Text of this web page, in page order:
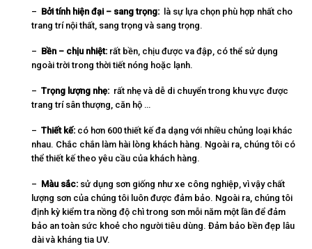
– Bởi tính hiện đại – sang trọng: là sự lựa chọn phù hợp nhất cho
trang trí nội thất, sang trọng và sang trọng.
– Bền – chịu nhiệt: rất bền, chịu được va đập, có thể sử dụng
ngoài trời trong thời tiết nóng hoặc lạnh.
– Trọng lượng nhẹ: rất nhẹ và dễ di chuyển trong khu vực được
trang trí sân thượng, căn hộ …
– Thiết kế: có hơn 600 thiết kế đa dạng với nhiều chủng loại khác
nhau. Chắc chắn làm hài lòng khách hàng. Ngoài ra, chúng tôi có
thể thiết kế theo yêu cầu của khách hàng.
– Màu sắc: sử dụng sơn giống như xe công nghiệp, vì vậy chất
lượng sơn của chúng tôi luôn được đảm bảo. Ngoài ra, chúng tôi
định kỳ kiểm tra nồng độ chì trong sơn mỗi năm một lần để đảm
bảo an toàn sức khoẻ cho người tiêu dùng. Đảm bảo bền đẹp lâu
dài và kháng tia UV.